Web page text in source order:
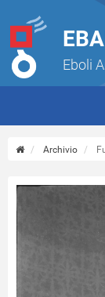
Eboli
Archivio